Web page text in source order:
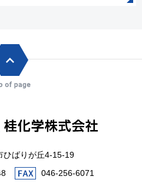
ひばりが丘4-15-19
046-256-6071